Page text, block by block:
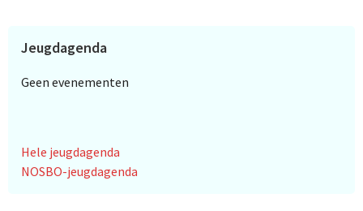
Jeugdagenda
Geen evenementen
Hele jeugdagenda
NOSBO-jeugdagenda